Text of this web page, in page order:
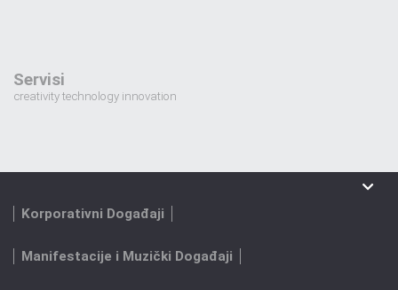
Servisi
creativity technology innovation
Korporativni Događaji
Manifestacije i Muzički Događaji